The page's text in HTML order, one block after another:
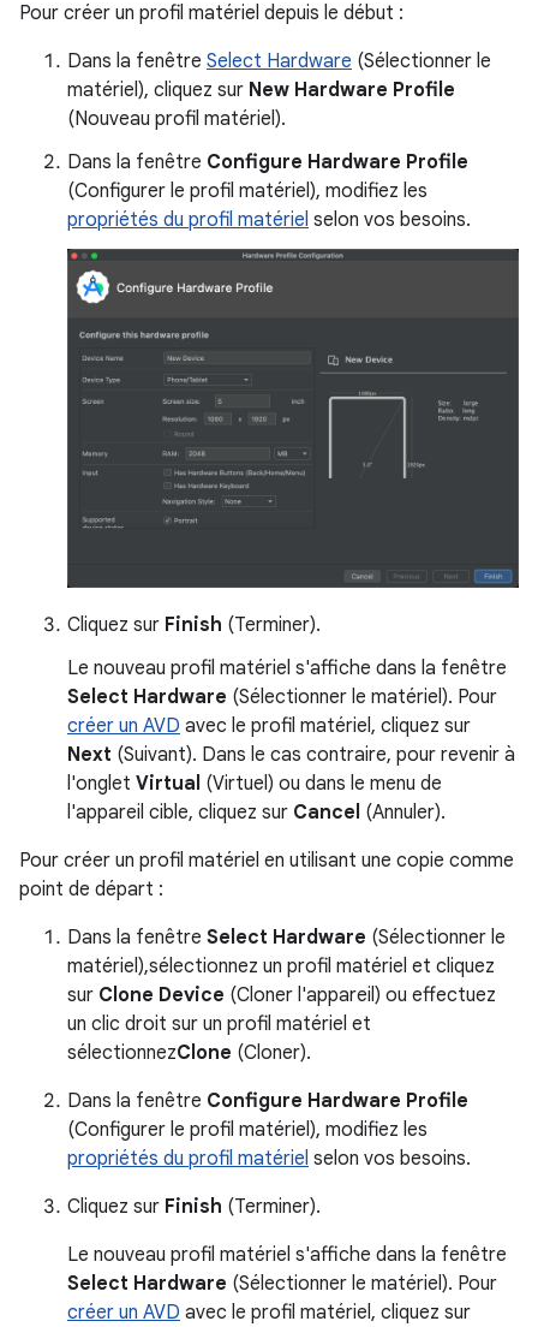
Pour créer un profil matériel depuis le début :
Dans la fenêtre Select Hardware (Sélectionner le
matériel), cliquez sur New Hardware Profile
(Nouveau profil matériel).
Dans la fenêtre Configure Hardware Profile
(Configurer le profil matériel), modifiez les
propriétés du profil matériel selon vos besoins.
Cliquez sur Finish (Terminer).
Le nouveau profil matériel s'affiche dans la fenêtre
Select Hardware (Sélectionner le matériel). Pour
créer un AVD avec le profil matériel, cliquez sur
Next (Suivant). Dans le cas contraire, pour revenir à
l'onglet Virtual (Virtuel) ou dans le menu de
l'appareil cible, cliquez sur Cancel (Annuler).
Pour créer un profil matériel en utilisant une copie comme
point de départ :
Dans la fenêtre Select Hardware (Sélectionner le
matériel),sélectionnez un profil matériel et cliquez
sur Clone Device (Cloner l'appareil) ou effectuez
un clic droit sur un profil matériel et
sélectionnezClone (Cloner).
Dans la fenêtre Configure Hardware Profile
(Configurer le profil matériel), modifiez les
propriétés du profil matériel selon vos besoins.
Cliquez sur Finish (Terminer).
Le nouveau profil matériel s'affiche dans la fenêtre
Select Hardware (Sélectionner le matériel). Pour
créer un AVD avec le profil matériel, cliquez sur